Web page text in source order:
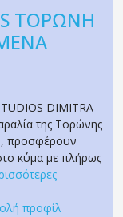
ΤΟΡΩΝΗ
DIMITRA
της Τορώνης
προσφέρουν
κύμα με πλήρως
προφίλ